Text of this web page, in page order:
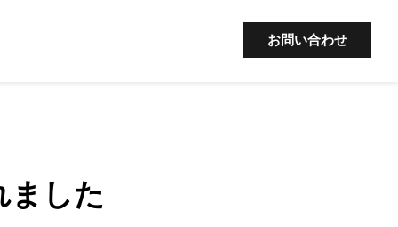
お問い合わせ
した